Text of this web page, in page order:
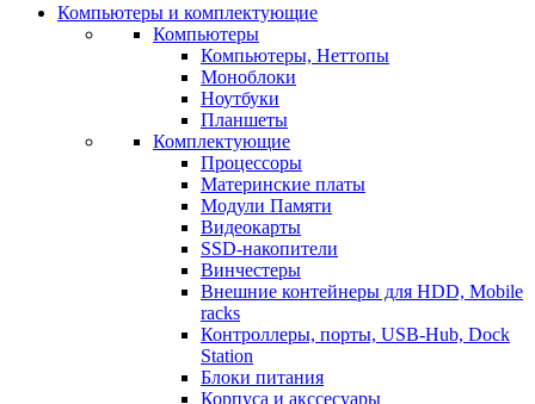
Компьютеры и комплектующие
Компьютеры
Компьютеры, Неттопы
Моноблоки
Ноутбуки
Планшеты
Комплектующие
Процессоры
Материнские платы
Модули Памяти
Видеокарты
SSD-накопители
Винчестеры
Внешние контейнеры для HDD, Mobile
racks
Контроллеры, порты, USB-Hub, Dock
Station
Блоки питания
Корпуса и акссесуары